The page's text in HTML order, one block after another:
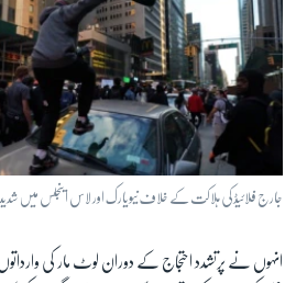
جارج فلائیڈ کی ہلاکت کے خلاف نیویارک اور لاس اینجلس میں شدید
انہوں نے پرتشدد احتجاج کے دوران لوٹ مار کی